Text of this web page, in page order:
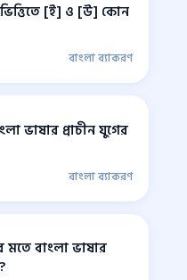
ভিত্তিতে [ই] ও [উ] কোন
বাংলা ব্যাকরণ
ভাষার প্রাচীন যুগের
বাংলা ব্যাকরণ
মতে বাংলা ভাষার